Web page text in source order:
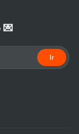
💌
Ir